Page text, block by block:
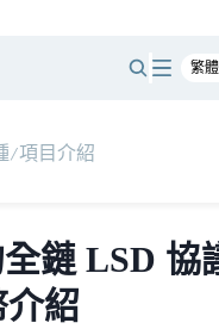
/項目介紹
鏈 LSD 協
介紹